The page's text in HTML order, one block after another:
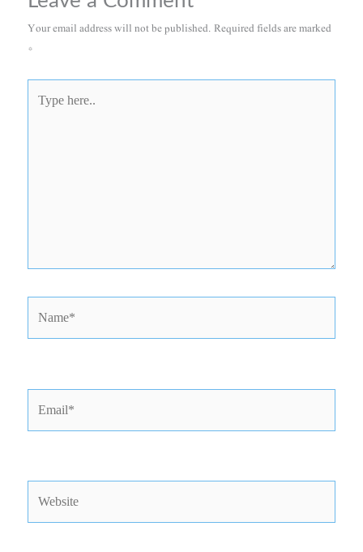
Your email address will not be published.Required fields are marked
*
here..